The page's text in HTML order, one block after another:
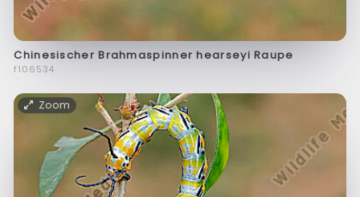
Chinesischer Brahmaspinner hearseyi Raupe
f106534
Zoom